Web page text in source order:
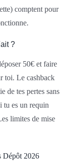
comptent pour
?
50€ et faire
toi. Le cashback
de tes pertes sans
tu es un requin
limites de mise
Dépôt 2026